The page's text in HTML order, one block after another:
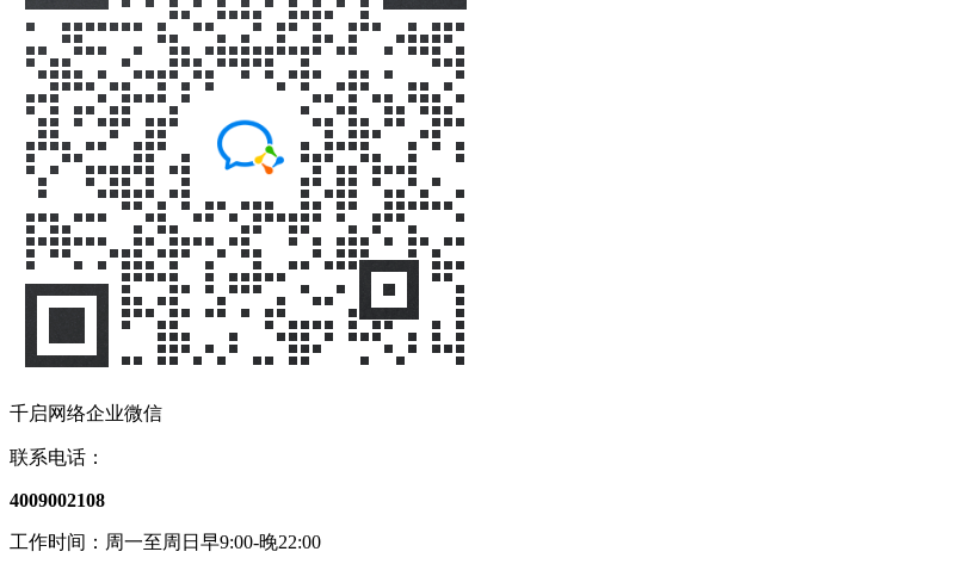
千启网络企业微信
联系电话：
4009002108
工作时间：周一至周日早9:00-晚22:00